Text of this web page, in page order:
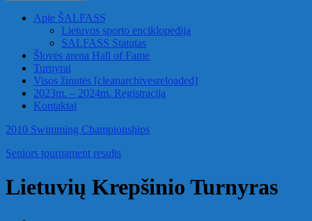
Apie ŠALFASS
Lietuvos sporto enciklopedija
SALFASS Statutas
Šlovės arena Hall of Fame
Turnyrai
Visos žinutės [cleanarchivesreloaded]
2023m. – 2024m. Registracija
Kontaktai
2010 Swimming Championships
Seniors tournament results
Lietuvių Krepšinio Turnyras